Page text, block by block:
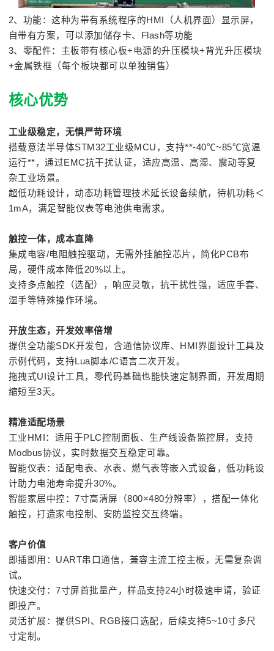
2、功能：这种为带有系统程序的HMI（人机界面）显示屏，
自带有方案，可以添加储存卡、Flash等功能
3、零配件：主板带有核心板+电源的升压模块+背光升压模块
+金属铁框（每个板块都可以单独销售）
核心优势
工业级稳定，无惧严苛环境
搭载意法半导体STM32工业级MCU，支持**-40℃~85℃宽温
运行**，通过EMC抗干扰认证，适应高温、高湿、震动等复
杂工业场景。
超低功耗设计，动态功耗管理技术延长设备续航，待机功耗＜
1mA，满足智能仪表等电池供电需求。
触控一体，成本直降
集成电容/电阻触控驱动，无需外挂触控芯片，简化PCB布
局，硬件成本降低20%以上。
支持多点触控（选配），响应灵敏，抗干扰性强，适应手套、
湿手等特殊操作环境。
开放生态，开发效率倍增
提供全功能SDK开发包，含通信协议库、HMI界面设计工具及
示例代码，支持Lua脚本/C语言二次开发。
拖拽式UI设计工具，零代码基础也能快速定制界面，开发周期
缩短至3天。
精准适配场景
工业HMI：适用于PLC控制面板、生产线设备监控屏，支持
Modbus协议，实时数据交互稳定可靠。
智能仪表：适配电表、水表、燃气表等嵌入式设备，低功耗设
计助力电池寿命提升30%。
智能家居中控：7寸高清屏（800×480分辨率），搭配一体化
触控，打造家电控制、安防监控交互终端。
客户价值
即插即用：UART串口通信，兼容主流工控主板，无需复杂调
试。
快速交付：7寸屏首批量产，样品支持24小时极速申请，验证
即投产。
灵活扩展：提供SPI、RGB接口选配，后续支持5~10寸多尺
寸定制。